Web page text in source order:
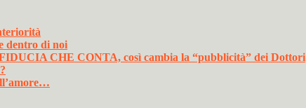
dentro di noi
CHE CONTA, così cambia la “pubblicità” dei Dottori